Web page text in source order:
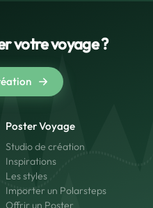
votre voyage ?
Poster Voyage
Studio de création
Inspirations
Les styles
Importer un Polarsteps
Offrir un Poster